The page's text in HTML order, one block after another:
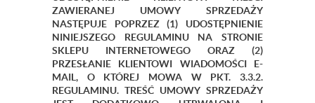
ZAWIERANEJ UMOWY SPRZEDAŻY
NASTĘPUJE POPRZEZ (1) UDOSTĘPNIENIE
NINIEJSZEGO REGULAMINU NA STRONIE
SKLEPU INTERNETOWEGO ORAZ (2)
PRZESŁANIE KLIENTOWI WIADOMOŚCI E-
MAIL, O KTÓREJ MOWA W PKT. 3.3.2.
REGULAMINU. TREŚĆ UMOWY SPRZEDAŻY